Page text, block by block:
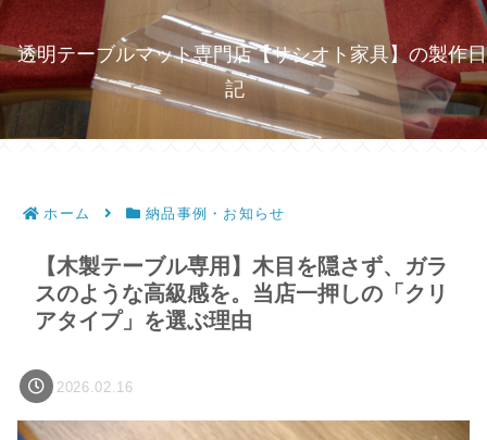
透明テーブルマット専門店【サシオト家具】の製作日
記
ホーム 納品事例・お知らせ
【木製テーブル専用】木目を隠さず、ガラ
スのような高級感を。当店一押しの「クリ
アタイプ」を選ぶ理由
2026.02.16